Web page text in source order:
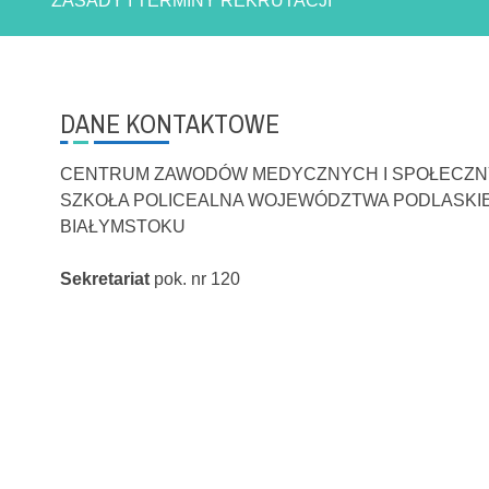
DANE KONTAKTOWE
CENTRUM ZAWODÓW MEDYCZNYCH I
SZKOŁA POLICEALNA WOJEWÓDZTWA
BIAŁYMSTOKU
Sekretariat pok. nr 120